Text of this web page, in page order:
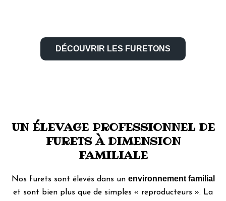
DÉCOUVRIR LES FURETONS
UN ÉLEVAGE PROFESSIONNEL DE
FURETS À DIMENSION
FAMILIALE
Nos furets sont élevés dans un environnement familial
et sont bien plus que de simples « reproducteurs ». La